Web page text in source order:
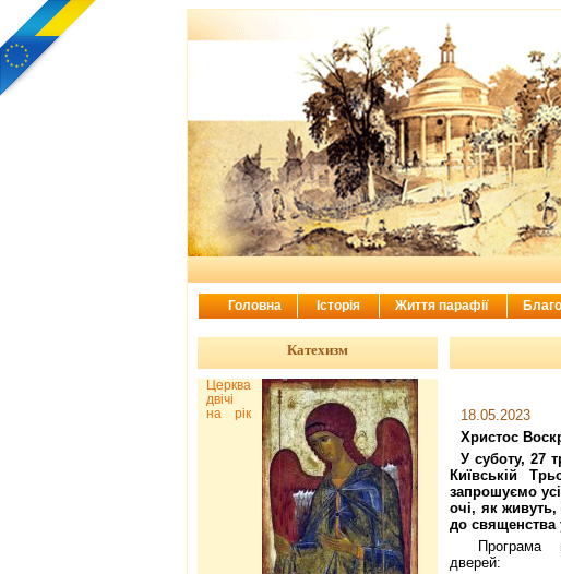
18.05.2023
Христос
У суботу, 27
Київській
запрошуємо
очі, як
до священства
Програма
дверей:
Катехизм
Церква
двічі
на рік
Головна Історія Життя парафії